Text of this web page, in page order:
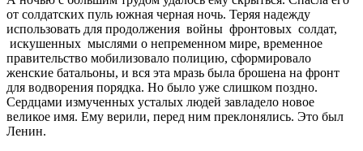
от солдатских пуль южная черная ночь. Теряя надежду
использовать для продолжения войны фронтовых солдат,
искушенных мыслями о непременном мире, временное
правительство мобилизовало полицию, сформировало
женские батальоны, и вся эта мразь была брошена на фронт
для водворения порядка. Но было уже слишком поздно.
Сердцами измученных усталых людей завладело новое
великое имя. Ему верили, перед ним преклонялись. Это был
Ленин.